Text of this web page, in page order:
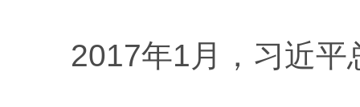
2017年1月，习近平